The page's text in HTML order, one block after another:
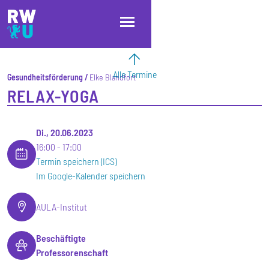
Direkt zum Inhalt
Direkt zur Hauptnavigation
Direkt zum Fußbereich
Alle Termine
Gesundheitsförderung Elke Blandfort
RELAX-YOGA
Di., 20.06.2023
16:00
17:00
Termin speichern (ICS)
Im Google-Kalender speichern
AULA-Institut
Beschäftigte
Professorenschaft